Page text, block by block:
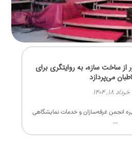
از ساخت سازه، به روایتگری برای
می‌پردازد
خرداد ۱۸, ۱۴۰۴
انجمن غرفه‌سازان و خدمات نمایشگاهی
...